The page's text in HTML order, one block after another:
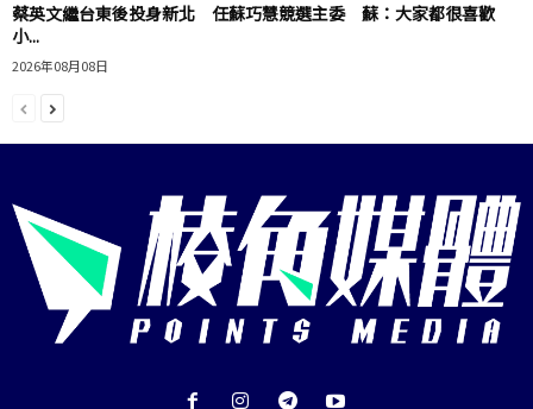
蔡英文繼台東後投身新北 任蘇巧慧競選主委 蘇：大家都很喜歡
小...
2026年08月08日